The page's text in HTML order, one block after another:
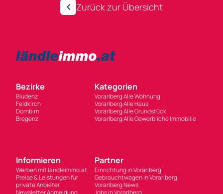
Zurück zur Übersicht
Bezirke
Bludenz
Feldkirch
Dornbirn
Bregenz
Kategorien
Vorarlberg Alle Wohnung
Vorarlberg Alle Haus
Vorarlberg Alle Grundstück
Vorarlberg Alle Gewerbliche Immobilie
Informieren
Werben mit ländleimmo.at
Preise & Leistungen für
private Anbieter
Newsletter Anmeldung
Partner
Einrichtung in Vorarlberg
Gebrauchtwagen in Vorarlberg
Vorarlberg News
Jobs in Vorarlberg